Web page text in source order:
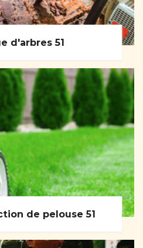
d'arbres 51
de pelouse 51